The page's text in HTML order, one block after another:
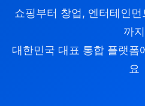
쇼핑부터 창업, 엔터테인
까지
대한민국 대표 통합 플랫폼
요